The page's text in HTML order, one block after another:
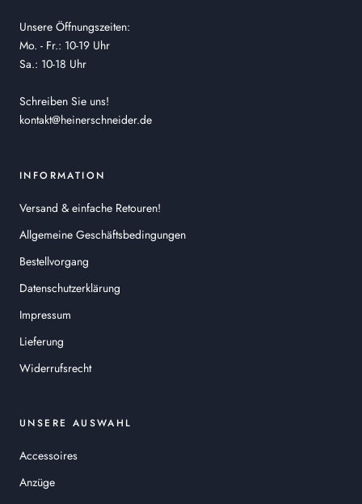
Unsere Öffnungszeiten:
Mo. - Fr.: 10-19 Uhr
Sa.: 10-18 Uhr
Schreiben Sie uns!
kontakt@heinerschneider.de
INFORMATION
Versand & einfache Retouren!
Allgemeine Geschäftsbedingungen
Bestellvorgang
Datenschutzerklärung
Impressum
Lieferung
Widerrufsrecht
UNSERE AUSWAHL
Accessoires
Anzüge